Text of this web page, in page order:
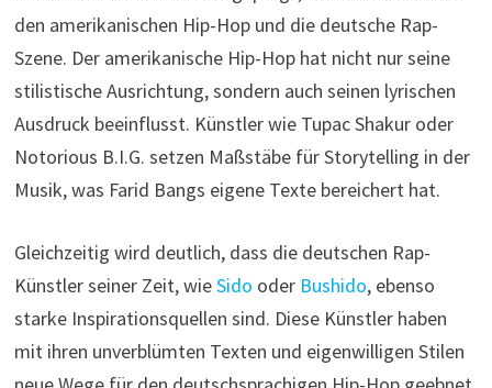
den amerikanischen Hip-Hop und die deutsche Rap-
Szene. Der amerikanische Hip-Hop hat nicht nur seine
stilistische Ausrichtung, sondern auch seinen lyrischen
Ausdruck beeinflusst. Künstler wie Tupac Shakur oder
Notorious B.I.G. setzen Maßstäbe für Storytelling in der
Musik, was Farid Bangs eigene Texte bereichert hat.
Gleichzeitig wird deutlich, dass die deutschen Rap-
Künstler seiner Zeit, wieSido oder Bushido, ebenso
starke Inspirationsquellen sind. Diese Künstler haben
mit ihren unverblümten Texten und eigenwilligen Stilen